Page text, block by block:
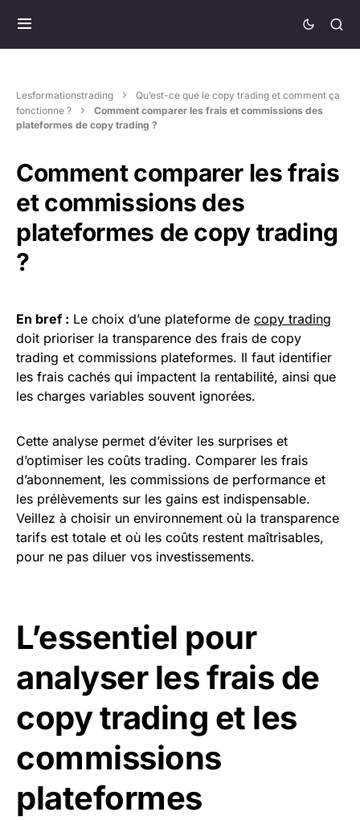
Lesformationstrading
Qu’est-ce que le copy trading et comment ça
fonctionne ?
Comment comparer les frais et commissions des
plateformes de copy trading ?
Comment comparer les frais
et commissions des
plateformes de copy trading
?
En bref : Le choix d’une plateforme de copy trading
doit prioriser la transparence des frais de copy
trading et commissions plateformes. Il faut identifier
les frais cachés qui impactent la rentabilité, ainsi que
les charges variables souvent ignorées.
Cette analyse permet d’éviter les surprises et
d’optimiser les coûts trading. Comparer les frais
d’abonnement, les commissions de performance et
les prélèvements sur les gains est indispensable.
Veillez à choisir un environnement où la transparence
tarifs est totale et où les coûts restent maîtrisables,
pour ne pas diluer vos investissements.
L’essentiel pour
analyser les frais de
copy trading et les
commissions
plateformes